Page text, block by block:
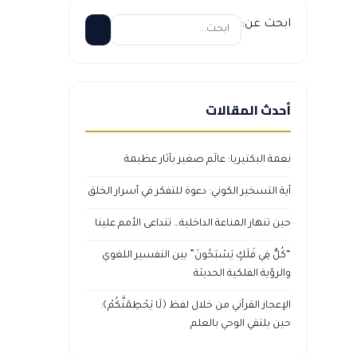
ابحث عن:
أحدث المقالات
نعمة البكتيريا: عالَم صغير بآثار عظيمة
آية التسخير الكوني: دعوة للتفكر في أسرار الخلق
حين تنهار المناعة الداخلية… تتداعى الأمم علينا
“كُلٌّ فِي فَلَكٍ يَسْبَحُونَ” بين التفسير اللغوي
والرؤية الفلكية الحديثة
الإعجاز القرآني من خلال لفظ ﴿لَا يَحْطِمَنَّكُمْ﴾:
حين يلتقي الوحي بالعلم